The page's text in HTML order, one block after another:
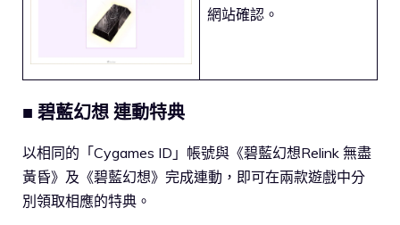
網站確認。
■ 碧藍幻想 連動特典
以相同的「Cygames ID」帳號與《碧藍幻想Relink 無盡
黃昏》及《碧藍幻想》完成連動，即可在兩款遊戲中分
別領取相應的特典。